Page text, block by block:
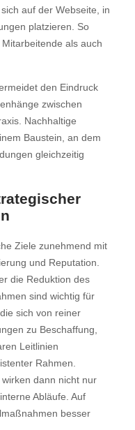
auf der Webseite, in
platzieren. So
als auch
den Eindruck
zwischen
Nachhaltige
Baustein, an dem
gleichzeitig
Ziele zunehmend mit
und Reputation.
die Reduktion des
sind wichtig für
sich von reiner
zu Beschaffung,
Leitlinien
Rahmen.
dann nicht nur
Abläufe. Auf
besser